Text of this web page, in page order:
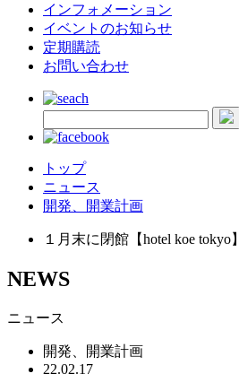
インフォメーション
イベントのお知らせ
定期購読
お問い合わせ
トップ
ニュース
開発、開業計画
１月末に閉館【hotel koe tokyo】
NEWS
ニュース
開発、開業計画
22.02.17